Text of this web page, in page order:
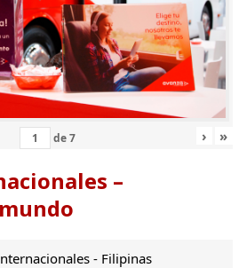
de7 › »
–
- Filipinas